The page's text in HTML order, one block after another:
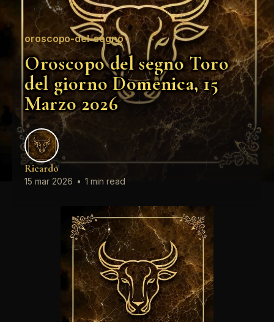
oroscopo-del-segno
Oroscopo del segno Toro
del giorno Domenica, 15
Marzo 2026
Ricardo
15 mar 2026 • 1 min read